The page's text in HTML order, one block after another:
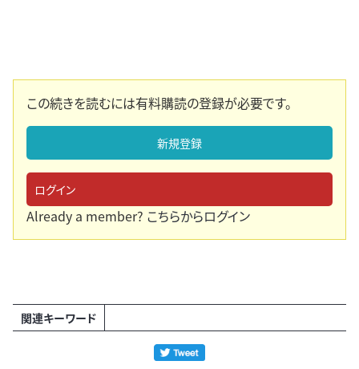
この続きを読むには有料購読の登録が必要です。
新規登録
ログイン
Already a member? こちらからログイン
関連キーワード